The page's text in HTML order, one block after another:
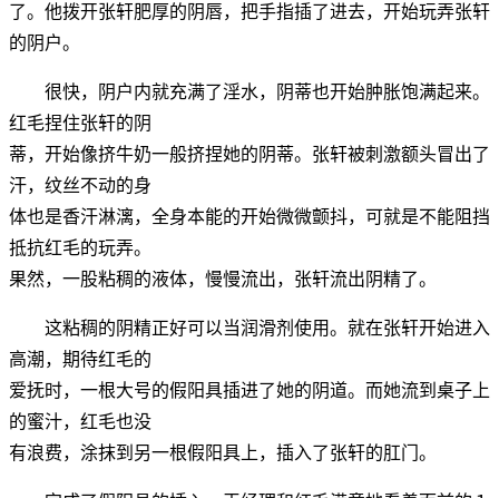
了。他拨开张轩肥厚的阴唇，把手指插了进去，开始玩弄张轩
的阴户。
很快，阴户内就充满了淫水，阴蒂也开始肿胀饱满起来。
红毛捏住张轩的阴
蒂，开始像挤牛奶一般挤捏她的阴蒂。张轩被刺激额头冒出了
汗，纹丝不动的身
体也是香汗淋漓，全身本能的开始微微颤抖，可就是不能阻挡
抵抗红毛的玩弄。
果然，一股粘稠的液体，慢慢流出，张轩流出阴精了。
这粘稠的阴精正好可以当润滑剂使用。就在张轩开始进入
高潮，期待红毛的
爱抚时，一根大号的假阳具插进了她的阴道。而她流到桌子上
的蜜汁，红毛也没
有浪费，涂抹到另一根假阳具上，插入了张轩的肛门。